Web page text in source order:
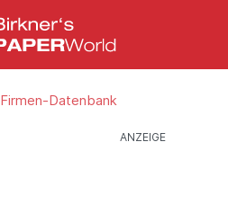
Firmen-Datenbank